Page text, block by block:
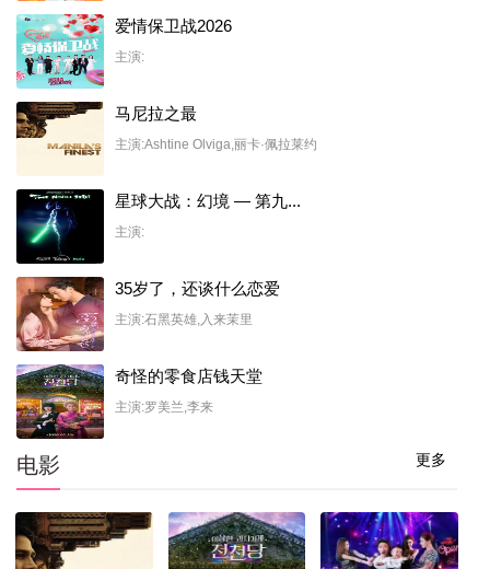
爱情保卫战2026
主演:
马尼拉之最
主演:Ashtine Olviga,丽卡·佩拉莱约
星球大战：幻境 — 第九...
主演:
35岁了，还谈什么恋爱
主演:石黑英雄,入来茉里
奇怪的零食店钱天堂
主演:罗美兰,李来
电影 更多